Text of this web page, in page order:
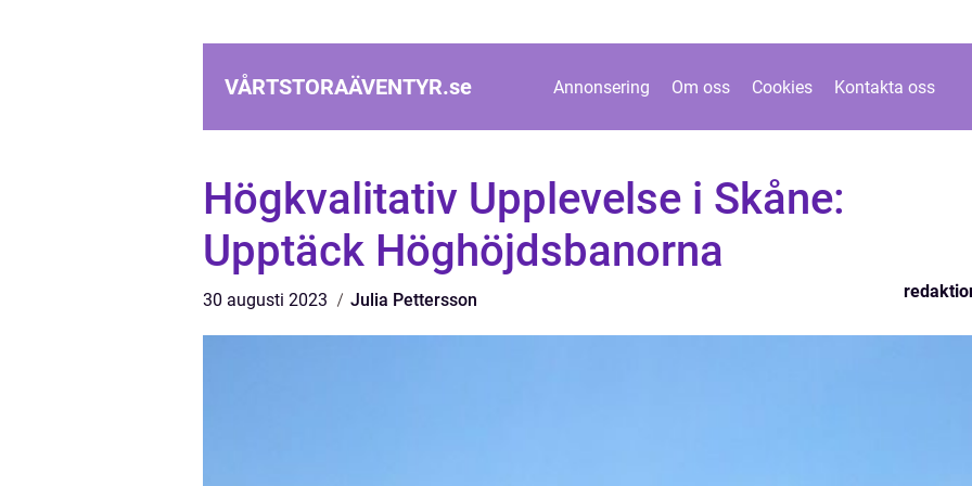
VÅRTSTORAÄVENTYR.se Annonsering Om oss Cookies Kontakta oss
Högkvalitativ Upplevelse i Skåne:
Upptäck Höghöjdsbanorna
30 augusti 2023 Julia Pettersson